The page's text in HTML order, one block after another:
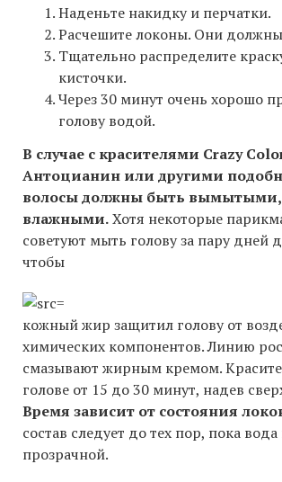
Наденьте накидку и перчатки.
Расчешите локоны. Они
Тщательно распределите
кисточки.
Через 30 минут очень хорошо
голову водой.
В случае с красителями Crazy
Антоцианин или другими
волосы должны быть вымытыми,
влажными.Хотя некоторые
советуют мыть голову за пару дней
чтобы
кожный жир защитил голову от
химических компонентов. Линию
смазывают жирным кремом.
голове от 15 до 30 минут, надев
Время зависит от состояния
состав следует до тех пор, пока вода
прозрачной.